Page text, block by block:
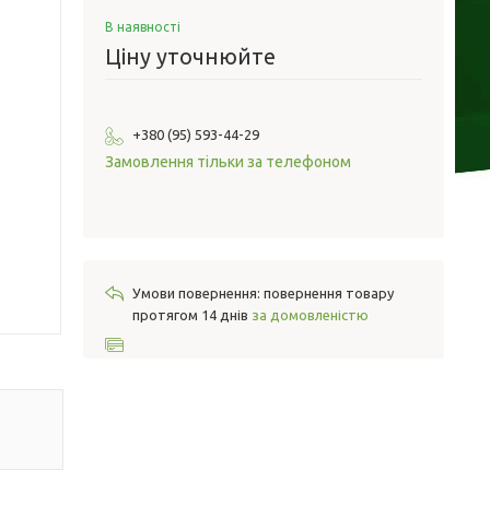
В наявності
Ціну уточнюйте
+380 (95) 593-44-29
Замовлення тільки за телефоном
повернення товару
протягом 14 днів за домовленістю